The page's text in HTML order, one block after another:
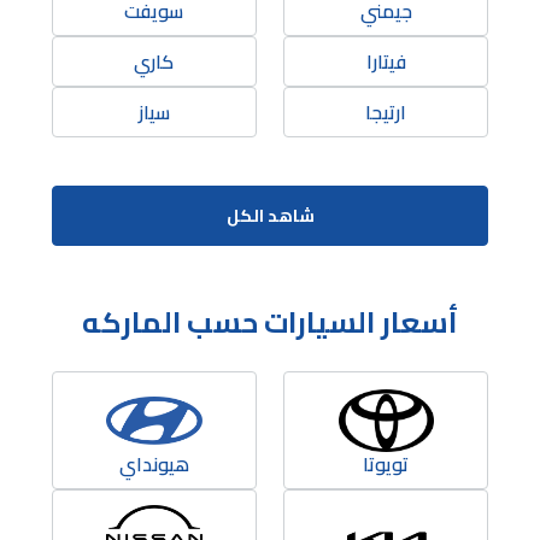
جيمني
سويفت
فيتارا
كاري
ارتيجا
سياز
شاهد الكل
أسعار السيارات حسب الماركه
تويوتا هيونداي